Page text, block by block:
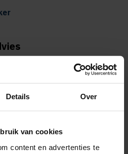
Details Over
van cookies
content en advertenties te
tot €250 per kalenderjaar bij